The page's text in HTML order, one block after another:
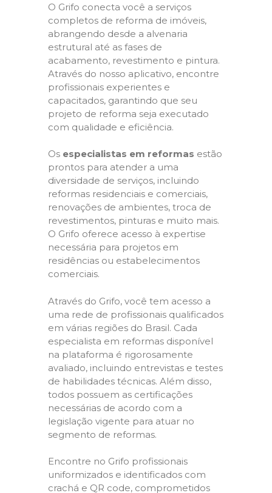
O Grifo conecta você a serviços
completos de reforma de imóveis,
abrangendo desde a alvenaria
estrutural até as fases de
acabamento, revestimento e pintura.
Através do nosso aplicativo, encontre
profissionais experientes e
capacitados, garantindo que seu
projeto de reforma seja executado
com qualidade e eficiência.
Os especialistas em reformas estão
prontos para atender a uma
diversidade de serviços, incluindo
reformas residenciais e comerciais,
renovações de ambientes, troca de
revestimentos, pinturas e muito mais.
O Grifo oferece acesso à expertise
necessária para projetos em
residências ou estabelecimentos
comerciais.
Através do Grifo, você tem acesso a
uma rede de profissionais qualificados
em várias regiões do Brasil. Cada
especialista em reformas disponível
na plataforma é rigorosamente
avaliado, incluindo entrevistas e testes
de habilidades técnicas. Além disso,
todos possuem as certificações
necessárias de acordo com a
legislação vigente para atuar no
segmento de reformas.
Encontre no Grifo profissionais
uniformizados e identificados com
crachá e QR code, comprometidos